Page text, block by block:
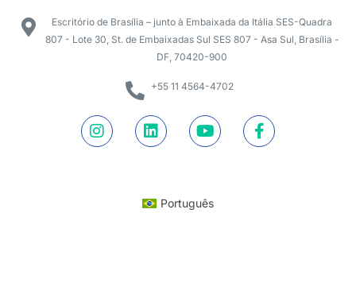
Escritório de Brasília – junto à Embaixada da Itália SES-Quadra
807 - Lote 30, St. de Embaixadas Sul SES 807 - Asa Sul, Brasília -
DF, 70420-900
+55 11 4564-4702
Português